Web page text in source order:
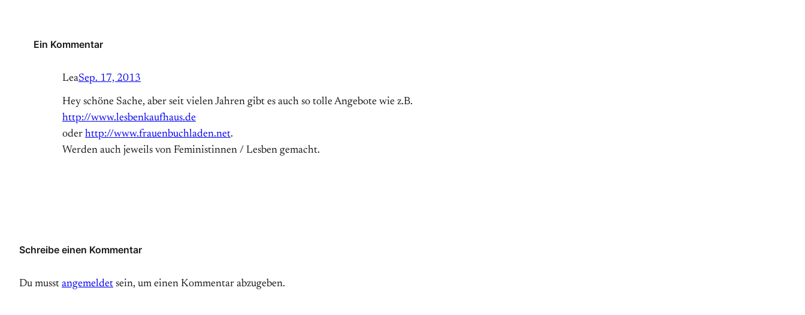
Ein Kommentar
LeaSep. 17, 2013
Hey schöne Sache, aber seit vielen Jahren gibt es auch so tolle Angebote wie z.B.
http://www.lesbenkaufhaus.de
oder http://www.frauenbuchladen.net.
Werden auch jeweils von Feministinnen / Lesben gemacht.
Schreibe einen Kommentar
Du musst angemeldet sein, um einen Kommentar abzugeben.